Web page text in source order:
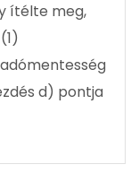
ítélte meg,
d) pontja